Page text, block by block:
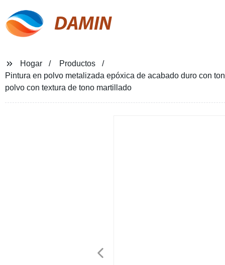
DAMIN
Hogar
Productos
Pintura en polvo metalizada epóxica de acabado duro con
polvo con textura de tono martillado